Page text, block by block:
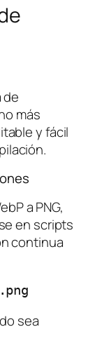
de
más
y fácil
a PNG,
en scripts
continua
sea